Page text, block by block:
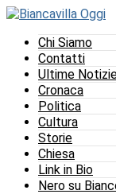
Chi Siamo
Contatti
Ultime
Cronaca
Politica
Cultura
Storie
Chiesa
Link in Bio
Nero su